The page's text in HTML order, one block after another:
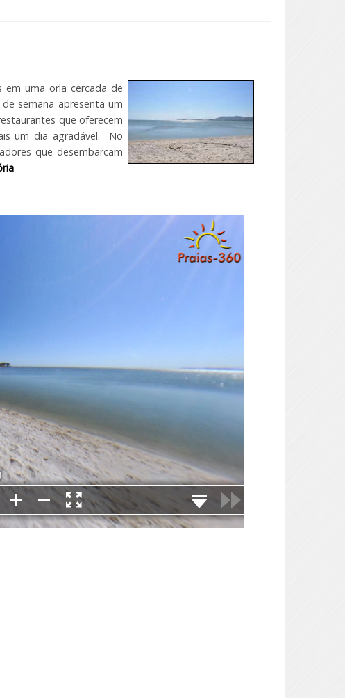
em uma orla cercada de
semana apresenta um
que oferecem
um dia agradável. No
que desembarcam